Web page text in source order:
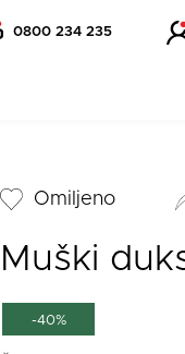
0800 234 235
Omiljeno
Muški
-40%